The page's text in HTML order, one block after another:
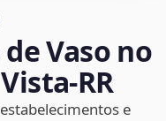
Vaso no
e